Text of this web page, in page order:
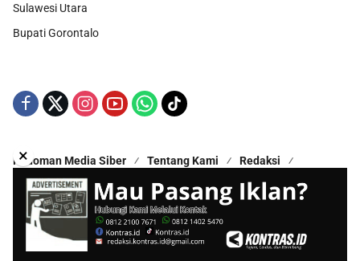
Sulawesi Utara
Bupati Gorontalo
Pedoman Media Siber Tentang Kami
Redaksi
Kontak Kami
Disclaimer
Copyright © 2025 - All Rights Reserved | Proudly Hosted by
Hestek Media
×